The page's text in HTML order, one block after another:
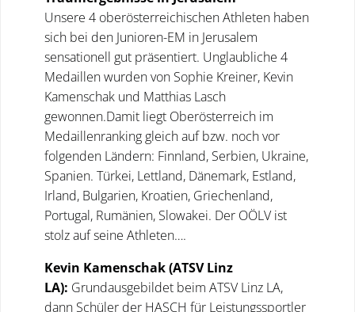
Unsere 4 oberösterreichischen Athleten haben
sich bei den Junioren-EM in Jerusalem
sensationell gut präsentiert. Unglaubliche 4
Medaillen wurden von Sophie Kreiner, Kevin
Kamenschak und Matthias Lasch
gewonnen.Damit liegt Oberösterreich im
Medaillenranking gleich auf bzw. noch vor
folgenden Ländern: Finnland, Serbien, Ukraine,
Spanien. Türkei, Lettland, Dänemark, Estland,
Irland, Bulgarien, Kroatien, Griechenland,
Portugal, Rumänien, Slowakei. Der OÖLV ist
stolz auf seine Athleten….
Kevin Kamenschak (ATSV Linz
LA): Grundausgebildet beim ATSV Linz LA,
dann Schüler der HASCH für Leistungssportler